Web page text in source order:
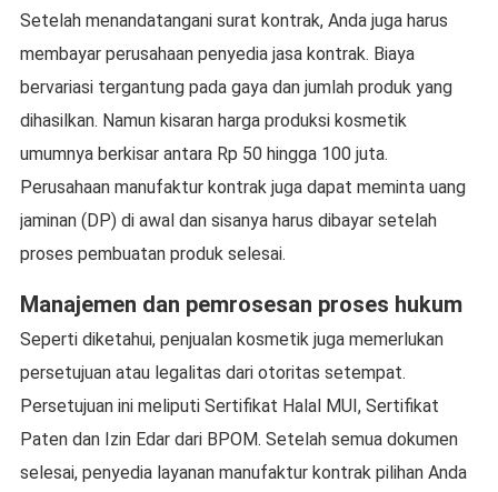
Setelah menandatangani surat kontrak, Anda juga harus
membayar perusahaan penyedia jasa kontrak. Biaya
bervariasi tergantung pada gaya dan jumlah produk yang
dihasilkan. Namun kisaran harga produksi kosmetik
umumnya berkisar antara Rp 50 hingga 100 juta.
Perusahaan manufaktur kontrak juga dapat meminta uang
jaminan (DP) di awal dan sisanya harus dibayar setelah
proses pembuatan produk selesai.
Manajemen dan pemrosesan proses hukum
Seperti diketahui, penjualan kosmetik juga memerlukan
persetujuan atau legalitas dari otoritas setempat.
Persetujuan ini meliputi Sertifikat Halal MUI, Sertifikat
Paten dan Izin Edar dari BPOM. Setelah semua dokumen
selesai, penyedia layanan manufaktur kontrak pilihan Anda